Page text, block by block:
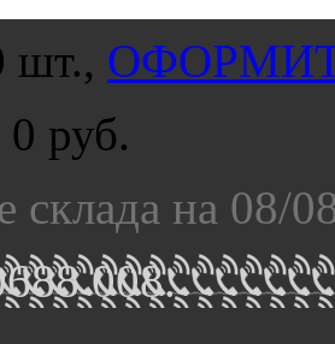
шт.,
0 руб.
склада на 08/
008.